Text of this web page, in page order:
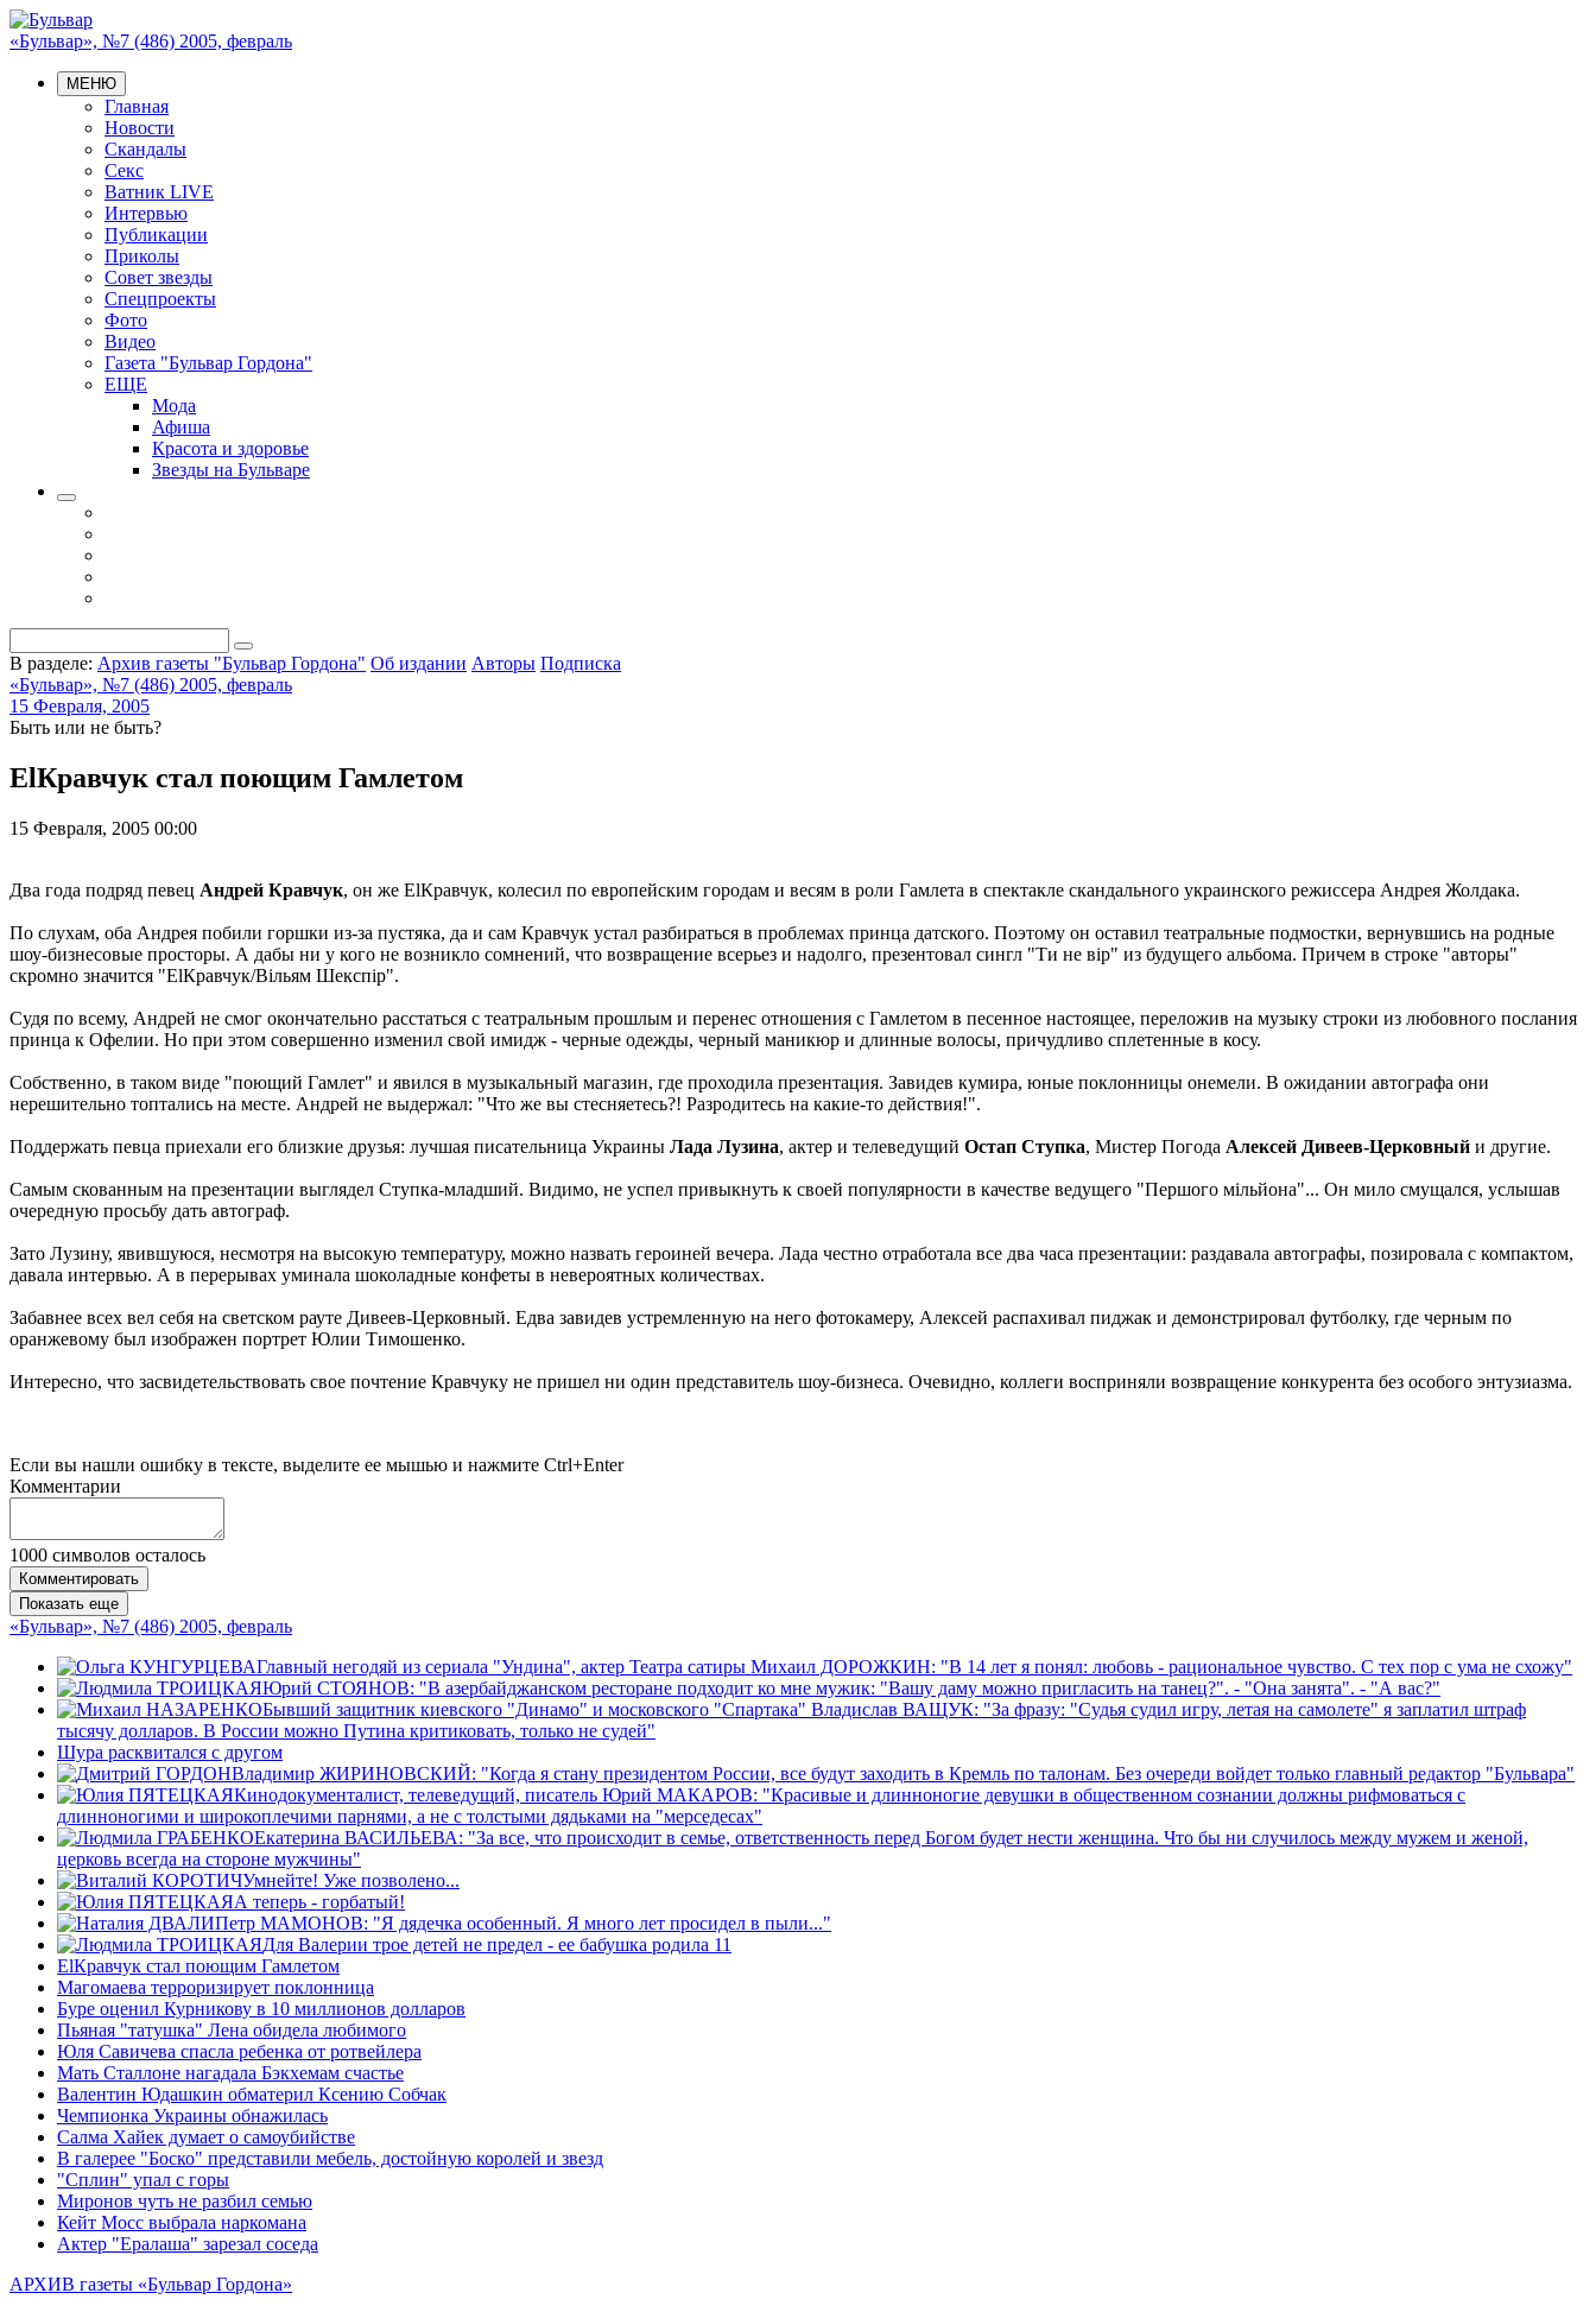
«Бульвар», №7 (486) 2005, февраль
МЕНЮ
Главная
Новости
Скандалы
Секс
Ватник LIVE
Интервью
Публикации
Приколы
Совет звезды
Спецпроекты
Фото
Видео
Газета "Бульвар Гордона"
ЕЩЕ
Мода
Афиша
Красота и здоровье
Звезды на Бульваре
В разделе: Архив газеты "Бульвар Гордона" Об издании Авторы Подписка
«Бульвар», №7 (486) 2005, февраль
15 Февраля, 2005
Быть или не быть?
ElКравчук стал поющим Гамлетом
15 Февраля, 2005 00:00
Два года подряд певец Андрей Кравчук, он же ElКравчук, колесил по европейским городам и весям в роли Гамлета в спектакле скандального украинского режиссера Андрея Жолдака.
По слухам, оба Андрея побили горшки из-за пустяка, да и сам Кравчук устал разбираться в проблемах принца датского. Поэтому он оставил театральные подмостки, вернувшись на родные
шоу-бизнесовые просторы. А дабы ни у кого не возникло сомнений, что возвращение всерьез и надолго, презентовал сингл "Ти не вiр" из будущего альбома. Причем в строке "авторы"
скромно значится "ElКравчук/Вiльям Шекспiр".
Судя по всему, Андрей не смог окончательно расстаться с театральным прошлым и перенес отношения с Гамлетом в песенное настоящее, переложив на музыку строки из любовного послания
принца к Офелии. Но при этом совершенно изменил свой имидж - черные одежды, черный маникюр и длинные волосы, причудливо сплетенные в косу.
Собственно, в таком виде "поющий Гамлет" и явился в музыкальный магазин, где проходила презентация. Завидев кумира, юные поклонницы онемели. В ожидании автографа они
нерешительно топтались на месте. Андрей не выдержал: "Что же вы стесняетесь?! Разродитесь на какие-то действия!".
Поддержать певца приехали его близкие друзья: лучшая писательница Украины Лада Лузина, актер и телеведущий Остап Ступка, Мистер Погода Алексей Дивеев-Церковный и другие.
Самым скованным на презентации выглядел Ступка-младший. Видимо, не успел привыкнуть к своей популярности в качестве ведущего "Першого мiльйона"... Он мило смущался, услышав
очередную просьбу дать автограф.
Зато Лузину, явившуюся, несмотря на высокую температуру, можно назвать героиней вечера. Лада честно отработала все два часа презентации: раздавала автографы, позировала с компактом,
давала интервью. А в перерывах уминала шоколадные конфеты в невероятных количествах.
Забавнее всех вел себя на светском рауте Дивеев-Церковный. Едва завидев устремленную на него фотокамеру, Алексей распахивал пиджак и демонстрировал футболку, где черным по
оранжевому был изображен портрет Юлии Тимошенко.
Интересно, что засвидетельствовать свое почтение Кравчуку не пришел ни один представитель шоу-бизнеса. Очевидно, коллеги восприняли возвращение конкурента без особого энтузиазма.
Если вы нашли ошибку в тексте, выделите ее мышью и нажмите Ctrl+Enter
Комментарии
1000 символов осталось
Комментировать
Показать еще
«Бульвар», №7 (486) 2005, февраль
Главный негодяй из сериала "Ундина", актер Театра сатиры Михаил ДОРОЖКИН: "В 14 лет я понял: любовь - рациональное чувство. С тех пор с ума не схожу"
Юрий СТОЯНОВ: "В азербайджанском ресторане подходит ко мне мужик: "Вашу даму можно пригласить на танец?". - "Она занята". - "А вас?"
Бывший защитник киевского "Динамо" и московского "Спартака" Владислав ВАЩУК: "За фразу: "Судья судил игру, летая на самолете" я заплатил штраф
тысячу долларов. В России можно Путина критиковать, только не судей"
Шура расквитался с другом
Владимир ЖИРИНОВСКИЙ: "Когда я стану президентом России, все будут заходить в Кремль по талонам. Без очереди войдет только главный редактор "Бульвара"
Кинодокументалист, телеведущий, писатель Юрий МАКАРОВ: "Красивые и длинноногие девушки в общественном сознании должны рифмоваться с
длинноногими и широкоплечими парнями, а не с толстыми дядьками на "мерседесах"
Екатерина ВАСИЛЬЕВА: "За все, что происходит в семье, ответственность перед Богом будет нести женщина. Что бы ни случилось между мужем и женой,
церковь всегда на стороне мужчины"
Умнейте! Уже позволено...
А теперь - горбатый!
Петр МАМОНОВ: "Я дядечка особенный. Я много лет просидел в пыли..."
Для Валерии трое детей не предел - ее бабушка родила 11
ElКравчук стал поющим Гамлетом
Магомаева терроризирует поклонница
Буре оценил Курникову в 10 миллионов долларов
Пьяная "татушка" Лена обидела любимого
Юля Савичева спасла ребенка от ротвейлера
Мать Сталлоне нагадала Бэкхемам счастье
Валентин Юдашкин обматерил Ксению Собчак
Чемпионка Украины обнажилась
Салма Хайек думает о самоубийстве
В галерее "Боско" представили мебель, достойную королей и звезд
"Сплин" упал с горы
Миронов чуть не разбил семью
Кейт Мосс выбрала наркомана
Актер "Ералаша" зарезал соседа
АРХИВ газеты «Бульвар Гордона»